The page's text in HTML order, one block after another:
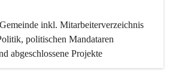
inkl. Mitarbeiterverzeichnis
politischen Mandataren
abgeschlossene Projekte